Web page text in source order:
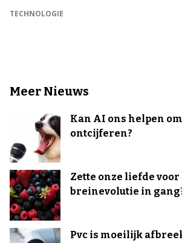
TECHNOLOGIE
Meer Nieuws
Kan AI ons helpen
ontcijferen?
Zette onze liefde
breinevolutie in
Pvc is moeilijk